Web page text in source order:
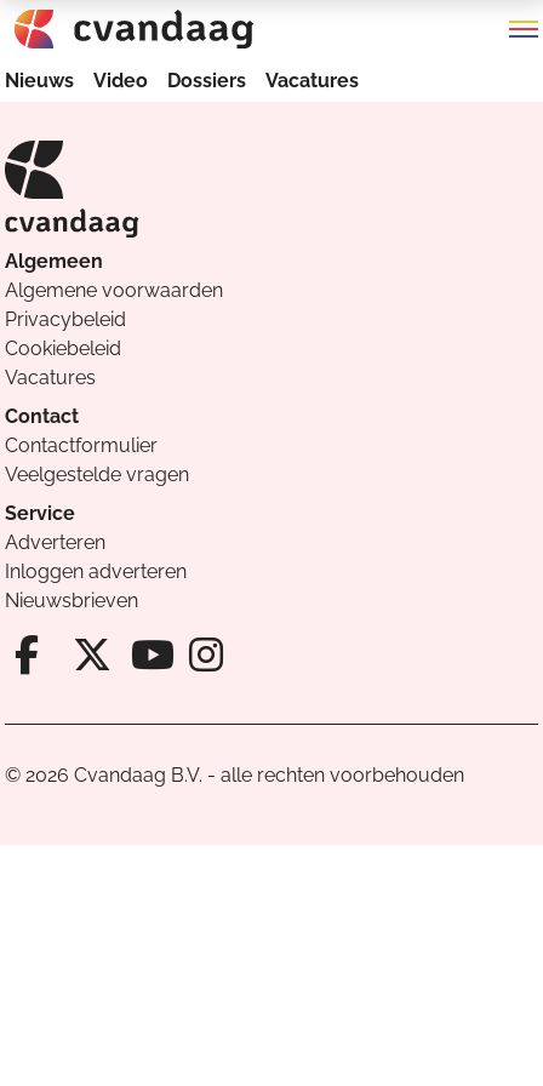
Nieuws Video Dossiers Vacatures
Algemeen
Algemene voorwaarden
Privacybeleid
Cookiebeleid
Vacatures
Contact
Contactformulier
Veelgestelde vragen
Service
Adverteren
Inloggen adverteren
Nieuwsbrieven
Facebook van Cvandaag
X van Cvandaag
Instagram van
© 2026 Cvandaag B.V. - alle rechten voorbehouden